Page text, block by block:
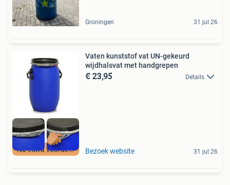
Groningen 31 jul 26
Nu extra voordeel
Vaten kunststof vat UN-gekeurd
wijdhalsvat met handgrepen
€ 23,95 Details
Bezoek website 31 jul 26